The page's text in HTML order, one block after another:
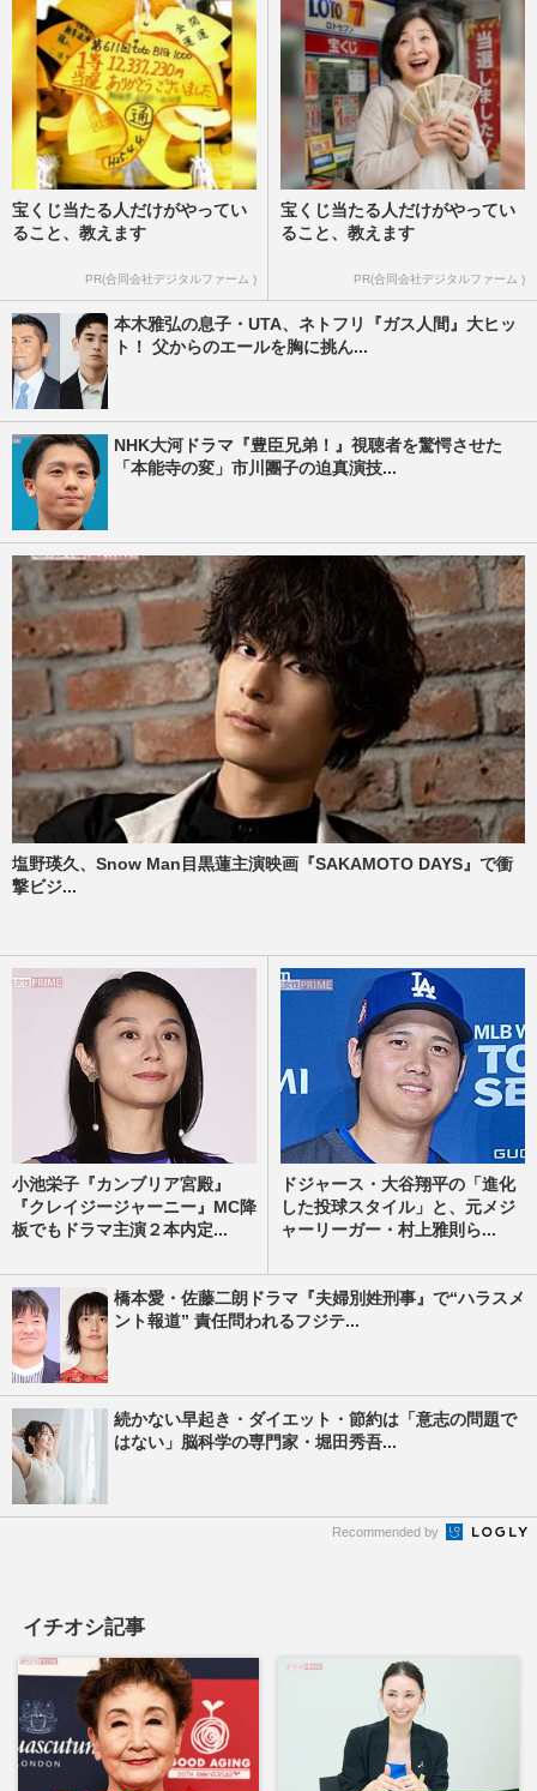
宝くじ当たる人だけがやってい
ること、教えます
PR(合同会社デジタルファーム )
宝くじ当たる人だけがやってい
ること、教えます
PR(合同会社デジタルファーム )
本木雅弘の息子・UTA、ネトフリ『ガス人間』大ヒッ
ト！ 父からのエールを胸に挑ん...
NHK大河ドラマ『豊臣兄弟！』視聴者を驚愕させた
「本能寺の変」市川團子の迫真演技...
塩野瑛久、Snow Man目黒蓮主演映画『SAKAMOTO DAYS』で衝
撃ビジ...
小池栄子『カンブリア宮殿』
『クレイジージャーニー』MC降
板でもドラマ主演２本内定...
ドジャース・大谷翔平の「進化
した投球スタイル」と、元メジ
ャーリーガー・村上雅則ら...
橋本愛・佐藤二朗ドラマ『夫婦別姓刑事』で“ハラスメ
ント報道” 責任問われるフジテ...
続かない早起き・ダイエット・節約は「意志の問題で
はない」脳科学の専門家・堀田秀吾...
Recommended by
イチオシ記事